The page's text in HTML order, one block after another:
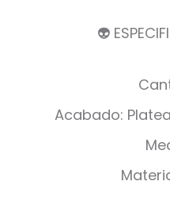
👽
Acabado: